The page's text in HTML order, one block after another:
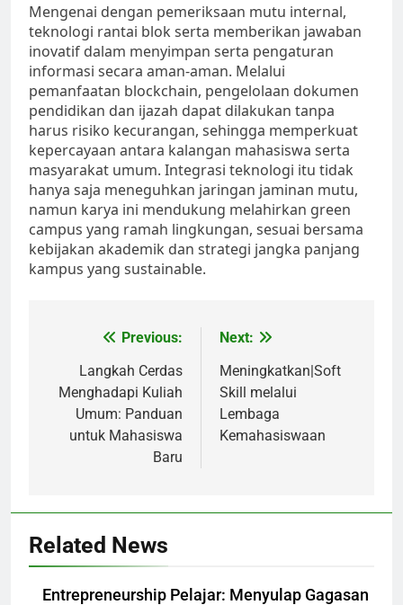
Mengenai dengan pemeriksaan mutu internal,
teknologi rantai blok serta memberikan jawaban
inovatif dalam menyimpan serta pengaturan
informasi secara aman-aman. Melalui
pemanfaatan blockchain, pengelolaan dokumen
pendidikan dan ijazah dapat dilakukan tanpa
harus risiko kecurangan, sehingga memperkuat
kepercayaan antara kalangan mahasiswa serta
masyarakat umum. Integrasi teknologi itu tidak
hanya saja meneguhkan jaringan jaminan mutu,
namun karya ini mendukung melahirkan green
campus yang ramah lingkungan, sesuai bersama
kebijakan akademik dan strategi jangka panjang
kampus yang sustainable.
navigation
Previous:
Langkah Cerdas
Menghadapi Kuliah
Umum: Panduan
untuk Mahasiswa
Baru
Next:
Meningkatkan|Soft
Skill melalui
Lembaga
Kemahasiswaan
Related News
Entrepreneurship Pelajar: Menyulap Gagasan